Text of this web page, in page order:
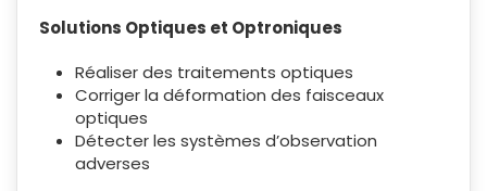
Solutions Optiques et Optroniques
Réaliser des traitements optiques
Corriger la déformation des faisceaux
optiques
Détecter les systèmes d’observation
adverses